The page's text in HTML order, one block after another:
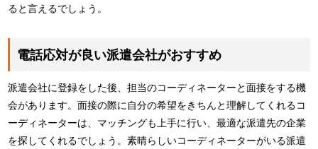
ると言えるでしょう。
電話応対が良い派遣会社がおすすめ
派遣会社に登録をした後、担当のコーディネーターと面接をする機
会があります。面接の際に自分の希望をきちんと理解してくれるコ
ーディネーターは、マッチングも上手に行い、最適な派遣先の企業
を探してくれるでしょう。素晴らしいコーディネーターがいる派遣